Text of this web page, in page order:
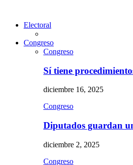
Electoral
Congreso
Congreso
Sí tiene
diciembre 16, 2025
Congreso
Diputados guardan
diciembre 2, 2025
Congreso